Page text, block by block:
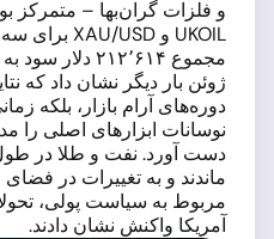
مجموع ۲۱۲٬۶۱۴ دلار سود به همراه داشت.
ژوئن بار دیگر نشان داد که
دوره‌های آرام بازار، بلکه
نوسانات ابزارهای اصلی را
دست آورد. نفت و طلا در
ماندند و به تغییرات در
مربوط به سیاست پولی،
آمریکا واکنش نشان دادند.